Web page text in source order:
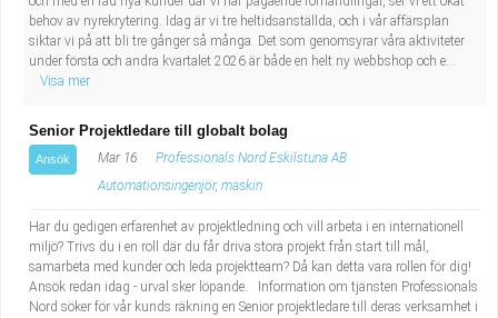
behov av nyrekrytering. Idag är vi tre heltidsanställda, och i vår affärsplan
siktar vi på att bli tre gånger så många. Det som genomsyrar våra aktiviteter
under första och andra kvartalet 2026 är både en helt ny webbshop och e...
Visa mer
Senior Projektledare till globalt bolag
Ansök Mar 16
Professionals Nord Eskilstuna AB
Automationsingenjör, maskin
Har du gedigen erfarenhet av projektledning och vill arbeta i en internationell
miljö? Trivs du i en roll där du får driva stora projekt från start till mål,
samarbeta med kunder och leda projektteam? Då kan detta vara rollen för dig!
Ansök redan idag - urval sker löpande. Information om tjänsten Professionals
Nord söker för vår kunds räkning en Senior projektledare till deras verksamhet i